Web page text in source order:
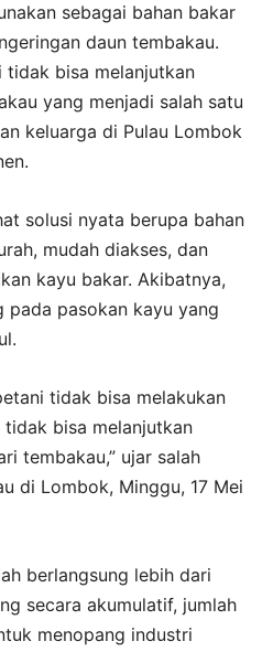
sebagai bahan bakar
daun tembakau.
tidak bisa melanjutkan
yang menjadi salah satu
keluarga di Pulau Lombok
solusi nyata berupa bahan
mudah diakses, dan
kayu bakar. Akibatnya,
pasokan kayu yang
tidak bisa melakukan
bisa melanjutkan
tembakau,” ujar salah
di Lombok, Minggu, 17 Mei
berlangsung lebih dari
secara akumulatif, jumlah
menopang industri